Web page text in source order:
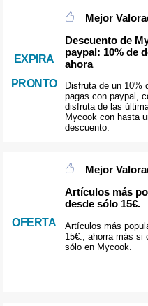
EXPIRA
PRONTO
Mejor
Descuento de
paypal: 10% de
ahora
Disfruta de un 10%
pagas con paypal,
disfruta de las
Mycook con hasta
descuento.
OFERTA
Mejor
Artículos más
desde sólo 15€.
Artículos más
15€., ahorra más si
sólo en Mycook.